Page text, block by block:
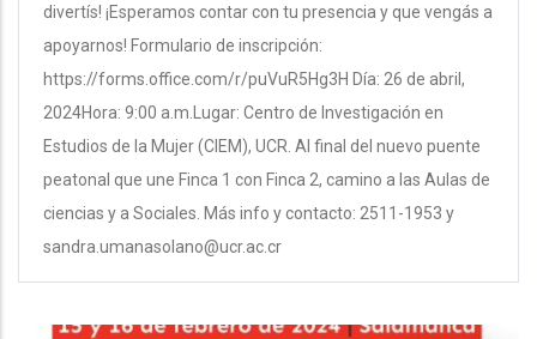
divertís! ¡Esperamos contar con tu presencia y que vengás a
apoyarnos! Formulario de inscripción:
https://forms.office.com/r/puVuR5Hg3H Día: 26 de abril,
2024Hora: 9:00 a.m.Lugar: Centro de Investigación en
Estudios de la Mujer (CIEM), UCR. Al final del nuevo puente
peatonal que une Finca 1 con Finca 2, camino a las Aulas de
ciencias y a Sociales. Más info y contacto: 2511-1953 y
sandra.umanasolano@ucr.ac.cr